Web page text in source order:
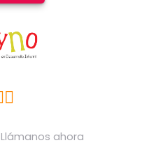
Llámanos ahora